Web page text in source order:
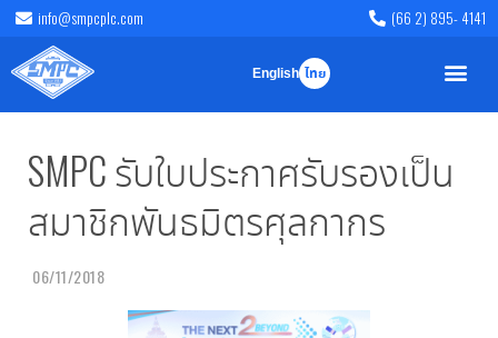
info@smpcplc.com (66 2) 895- 4141
English ไทย
SMPC รับใบประกาศรับรองเป็น
สมาชิกพันธมิตรศุลกากร
06/11/2018